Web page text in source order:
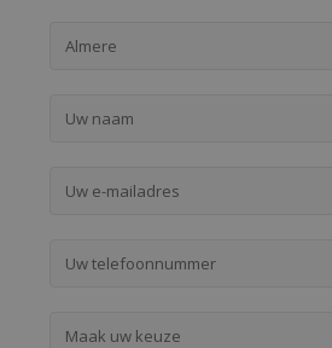
Almere
Maak uw keuze